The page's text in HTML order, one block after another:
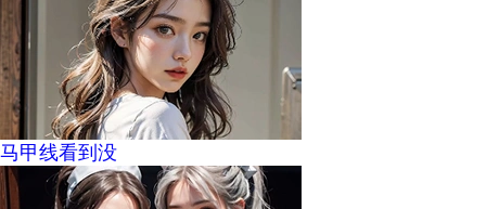
马甲线看到没